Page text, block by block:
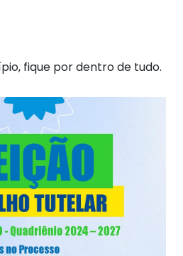
fique por dentro de tudo.